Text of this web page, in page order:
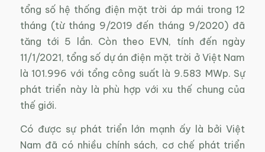
tổng số hệ thống điện mặt trời áp mái trong 12
tháng (từ tháng 9/2019 đến tháng 9/2020) đã
tăng tới 5 lần. Còn theo EVN, tính đến ngày
11/1/2021, tổng số dự án điện mặt trời ở Việt Nam
là 101.996 với tổng công suất là 9.583 MWp. Sự
phát triển này là phù hợp với xu thế chung của
thế giới.
Có được sự phát triển lớn mạnh ấy là bởi Việt
Nam đã có nhiều chính sách, cơ chế phát triển